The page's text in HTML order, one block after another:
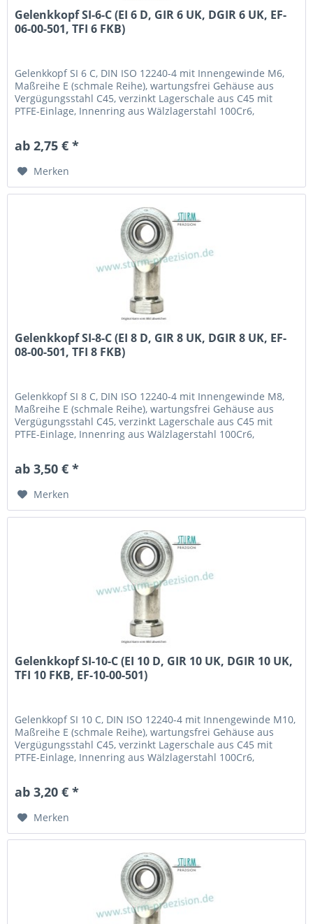
Gelenkkopf SI-6-C (EI 6 D, GIR 6 UK, DGIR 6 UK, EF-
06-00-501, TFI 6 FKB)
Gelenkkopf SI 6 C, DIN ISO 12240-4 mit Innengewinde M6,
Maßreihe E (schmale Reihe), wartungsfrei Gehäuse aus
Vergügungsstahl C45, verzinkt Lagerschale aus C45 mit
PTFE-Einlage, Innenring aus Wälzlagerstahl 100Cr6,
austauschbar zu: EI 6 D, GIR 6 UK, DGIR 6 UK,...
ab 2,75 € *
Merken
Gelenkkopf SI-8-C (EI 8 D, GIR 8 UK, DGIR 8 UK, EF-
08-00-501, TFI 8 FKB)
Gelenkkopf SI 8 C, DIN ISO 12240-4 mit Innengewinde M8,
Maßreihe E (schmale Reihe), wartungsfrei Gehäuse aus
Vergügungsstahl C45, verzinkt Lagerschale aus C45 mit
PTFE-Einlage, Innenring aus Wälzlagerstahl 100Cr6,
austauschbar zu: EI 8 D, GIR 8 UK, DGIR 8 UK,...
ab 3,50 € *
Merken
Gelenkkopf SI-10-C (EI 10 D, GIR 10 UK, DGIR 10 UK,
TFI 10 FKB, EF-10-00-501)
Gelenkkopf SI 10 C, DIN ISO 12240-4 mit Innengewinde M10,
Maßreihe E (schmale Reihe), wartungsfrei Gehäuse aus
Vergügungsstahl C45, verzinkt Lagerschale aus C45 mit
PTFE-Einlage, Innenring aus Wälzlagerstahl 100Cr6,
austauschbar zu: EI 10 D, GIR 10 UK, DGIR 10 UK,...
ab 3,20 € *
Merken